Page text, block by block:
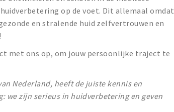
op de voet. Dit allemaal omdat
en stralende huid zelfvertrouwen en
met ons op, om jouw persoonlijke traject te
Nederland, heeft de juiste kennis en
we zijn serieus in huidverbetering en geven